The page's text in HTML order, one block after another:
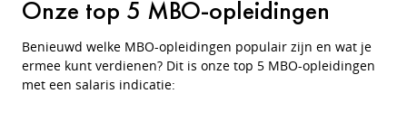
Onze top 5 MBO-opleidingen
Benieuwd welke MBO-opleidingen populair zijn en wat je
ermee kunt verdienen? Dit is onze top 5 MBO-opleidingen
met een salaris indicatie: